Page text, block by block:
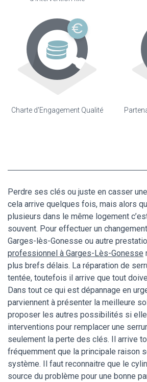
Charte d'Engagement Qualité
Perdre ses clés ou juste en casser
cela arrive quelques fois, mais alors
plusieurs dans le même logement
souvent. Pour effectuer un
Garges-lès-Gonesse ou autre
professionnel à Garges-Lès-Gonesse
plus brefs délais. La réparation de
tentée, toutefois il arrive que tout
Dans tout ce qui est dépannage en
parviennent à présenter la meilleure
proposer les autres possibilités si
interventions pour remplacer une
seulement la perte des clés. Il arrive
fréquemment que la principale raison
système. Il faut reconnaitre que le
source du problème pour une bonne